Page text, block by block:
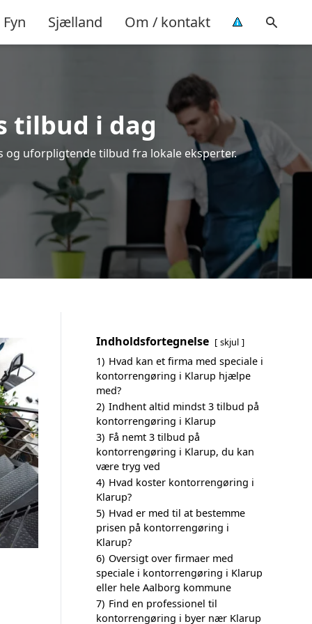
Fyn Sjælland Om / kontakt
tilbud i dag
uforpligtende tilbud fra lokale eksperter.
Indholdsfortegnelse skjul
1) Hvad kan et firma med speciale i
kontorrengøring i Klarup hjælpe
med?
2) Indhent altid mindst 3 tilbud på
kontorrengøring i Klarup
3) Få nemt 3 tilbud på
kontorrengøring i Klarup, du kan
være tryg ved
4) Hvad koster kontorrengøring i
Klarup?
5) Hvad er med til at bestemme
prisen på kontorrengøring i
Klarup?
6) Oversigt over firmaer med
speciale i kontorrengøring i Klarup
eller hele Aalborg kommune
7) Find en professionel til
kontorrengøring i byer nær Klarup